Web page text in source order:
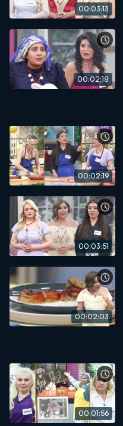
00:03:13
00:02:18
00:02:19
00:03:51
00:02:03
00:01:56